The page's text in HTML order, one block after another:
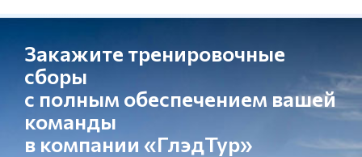
Закажите тренировочные
сборы
с полным обеспечением вашей
команды
в компании «ГлэдТур»